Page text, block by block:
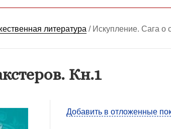
литература / Искупление. Сага о
Кн.1
Добавить в отложенные